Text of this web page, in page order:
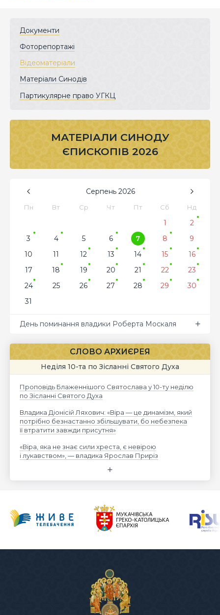
Документи
Фоторепортажі
Відеоматеріали
Матеріали Синодів
Партикулярне право УГКЦ
МАТЕРІАЛИ СИНОДУ
ЄПИСКОПІВ 2026
Серпень 2026
Пн Вт Ср Чт Пт Сб Нд
1
2
3
4 5 6 7 8
9
10
11 12 13 14 15
16
17
18 19 20 21 22
23
24
25 26 27 28 29
30
31
День поминання владики Роберта Москаля
СЛОВО АРХИЄРЕЯ
Неділя 10-та по Зісланні Святого Духа
Проповідь Блаженнішого Святослава у 10-ту неділю
по Зісланні Святого Духа
Владика Діонісій Ляхович: «Віра — це динамізм, який
потрібно безнастанно збільшувати, бо небезпека
її втратити завжди присутня»
«Віра, яка не знає сили хреста, є невірою
і лукавством», — владика Ярослав Приріз